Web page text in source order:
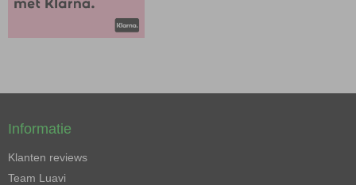
Informatie
Klanten reviews
Team Luavi